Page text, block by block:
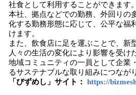
社食として利用することができます。
本社、拠点などでの勤務、外回りの
化する勤務形態に応じて、公平な福
けます。
また、飲食店に足を運ぶことで、新
人々の生活の変化により影響を受け
地域コミュニティの一員として企業
るサステナブルな取り組みにつなが
「びずめし」サイト： https://